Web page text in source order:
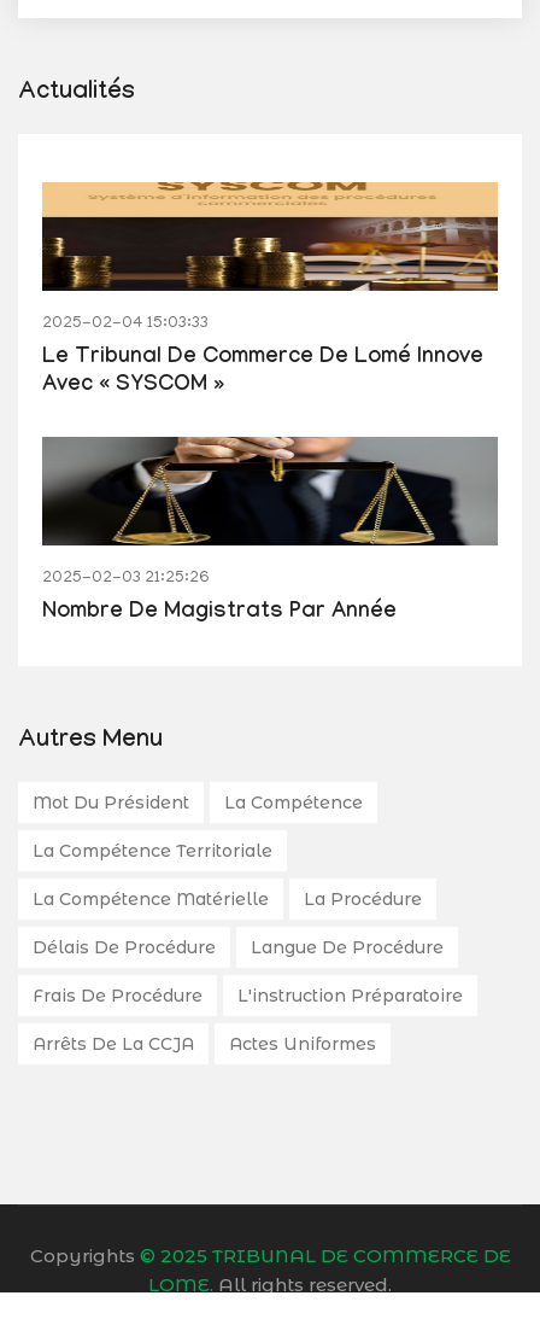
Actualités
2025-02-04 15:03:33
Le Tribunal De Commerce De Lomé Innove
Avec « SYSCOM »
2025-02-03 21:25:26
Nombre De Magistrats Par Année
Autres Menu
Mot Du Président La Compétence
La Compétence Territoriale
La Compétence Matérielle La Procédure
Délais De Procédure Langue De Procédure
Frais De Procédure L'instruction Préparatoire
Arrêts De La CCJA Actes Uniformes
Copyrights © 2025 TRIBUNAL DE COMMERCE DE
LOME. All rights reserved.